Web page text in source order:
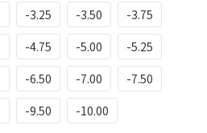
-3.25 -3.50
-3.75
-4.75 -5.00
-5.25
-6.50 -7.00
-7.50
-9.50 -10.00